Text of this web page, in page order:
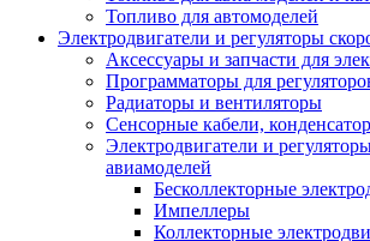
Топливо для автомоделей
Электродвигатели и регуляторы
Аксессуары и запчасти для
Программаторы для
Радиаторы и вентиляторы
Сенсорные кабели,
Электродвигатели и
авиамоделей
Бесколлекторные
Импеллеры
Коллекторные